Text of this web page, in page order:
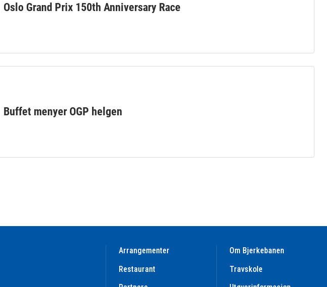
Oslo Grand Prix 150th Anniversary Race
Buffet menyer OGP helgen
Arrangementer
Restaurant
Om Bjerkebanen
Travskole